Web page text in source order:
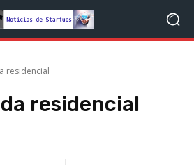
residencial
residencial